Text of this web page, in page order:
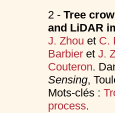
2 - Tree
and LiDAR
J. Zhou et C.
Barbieret J.
Couteron.
Sensing,
Mots-clés :
process.